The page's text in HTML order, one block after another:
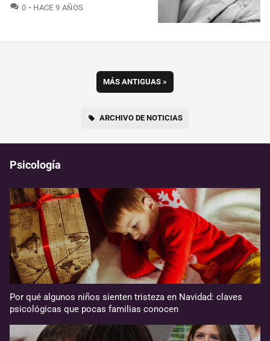
0 COMENTARIOS
HACE 9 AÑOS
MÁS ANTIGUAS »
ARCHIVO DE NOTICIAS
Psicología
Por qué algunos niños sienten tristeza en Navidad: claves
psicológicas que pocas familias conocen